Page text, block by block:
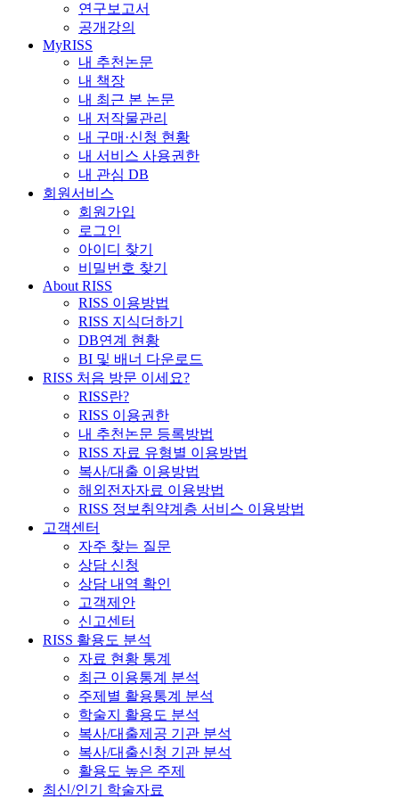
연구보고서
공개강의
MyRISS
내 추천논문
내 책장
내 최근 본 논문
내 저작물관리
내 구매·신청 현황
내 서비스 사용권한
내 관심 DB
회원서비스
회원가입
로그인
아이디 찾기
비밀번호 찾기
About RISS
RISS 이용방법
RISS 지식더하기
DB연계 현황
BI 및 배너 다운로드
RISS 처음 방문 이세요?
RISS란?
RISS 이용권한
내 추천논문 등록방법
RISS 자료 유형별 이용방법
복사/대출 이용방법
해외전자자료 이용방법
RISS 정보취약계층 서비스 이용방법
고객센터
자주 찾는 질문
상담 신청
상담 내역 확인
고객제안
신고센터
RISS 활용도 분석
자료 현황 통계
최근 이용통계 분석
주제별 활용통계 분석
학술지 활용도 분석
복사/대출제공 기관 분석
복사/대출신청 기관 분석
활용도 높은 주제
최신/인기 학술자료